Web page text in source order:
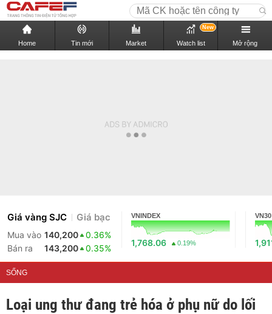
Home Tin mới Market Watch list
New
Mở rộng
Giá vàng SJC Giá bạc
Mua vào 140,200
0.36%
Bán ra
143,200 0.35%
VNINDEX
1,768.06 0.19%
VN30
SỐNG
Loại ung thư đang trẻ hóa ở phụ nữ do lối